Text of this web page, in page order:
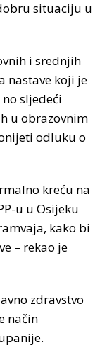
situaciju u
i srednjih
nastave koji je
sljedeći
u obrazovnim
odluku o
kreću na
u u Osijeku
kako bi
– rekao je
zdravstvo
način